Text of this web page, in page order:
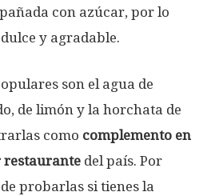
con azúcar, por lo
y agradable.
son el agua de
de limón y la horchata de
como complemento en
restaurante del país. Por
probarlas si tienes la